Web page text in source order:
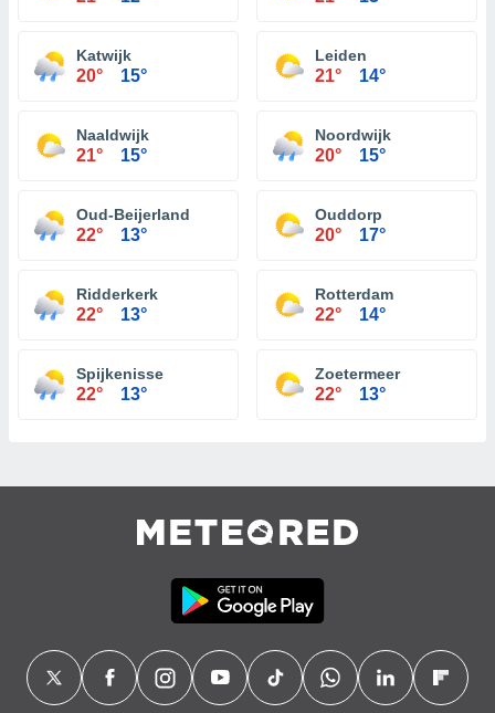
Katwijk
20° 15°
Leiden
21° 14°
Naaldwijk
21° 15°
Noordwijk
20° 15°
Oud-Beijerland
22° 13°
Ouddorp
20° 17°
Ridderkerk
22° 13°
Rotterdam
22° 14°
Spijkenisse
22° 13°
Zoetermeer
22° 13°